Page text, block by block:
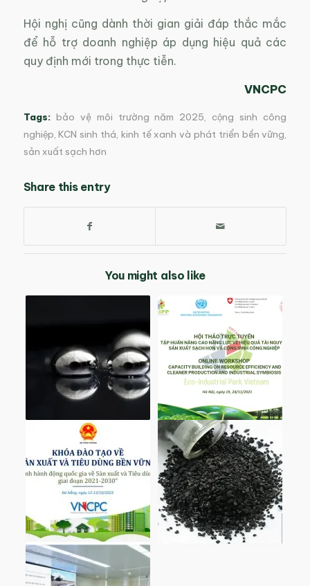
Hội nghị cũng dành thời gian giải đáp thắc mắc
để hỗ trợ doanh nghiệp áp dụng hiệu quả các
quy định mới trong thực tiễn.
VNCPC
Tags: bảo vệ môi trường năm 2025, cộng sinh công
nghiệp,KCN sinh thá, kinh tế xanh và phát triển bền vững,
sản xuất sạch hơn
Share this entry
You might also like